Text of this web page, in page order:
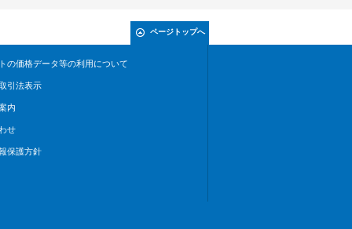
ページトップへ
の価格データ等の利用について
引法表示
内
せ
保護方針